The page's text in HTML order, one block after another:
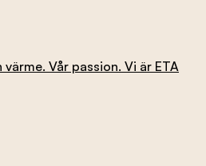
Vår passion. Vi är ETA